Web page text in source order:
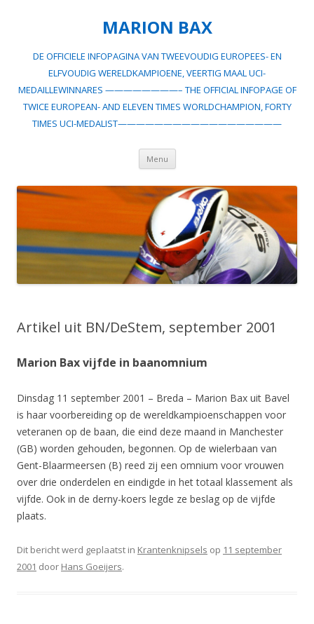
MARION BAX
DE OFFICIELE INFOPAGINA VAN TWEEVOUDIG EUROPEES- EN
ELFVOUDIG WERELDKAMPIOENE, VEERTIG MAAL UCI-
MEDAILLEWINNARES ————————– THE OFFICIAL INFOPAGE OF
TWICE EUROPEAN- AND ELEVEN TIMES WORLDCHAMPION, FORTY
TIMES UCI-MEDALIST——————————————————
Menu Spring
inhoud
Artikel uit BN/DeStem, september 2001
Marion Bax vijfde in baanomnium
Dinsdag 11 september 2001 – Breda – Marion Bax uit Bavel
is haar voorbereiding op de wereldkampioenschappen voor
veteranen op de baan, die eind deze maand in Manchester
(GB) worden gehouden, begonnen. Op de wielerbaan van
Gent-Blaarmeersen (B) reed zij een omnium voor vrouwen
over drie onderdelen en eindigde in het totaal klassement als
vijfde. Ook in de derny-koers legde ze beslag op de vijfde
plaats.
Dit bericht werd geplaatst in Krantenknipsels op 11 september
2001 door Hans Goeijers.